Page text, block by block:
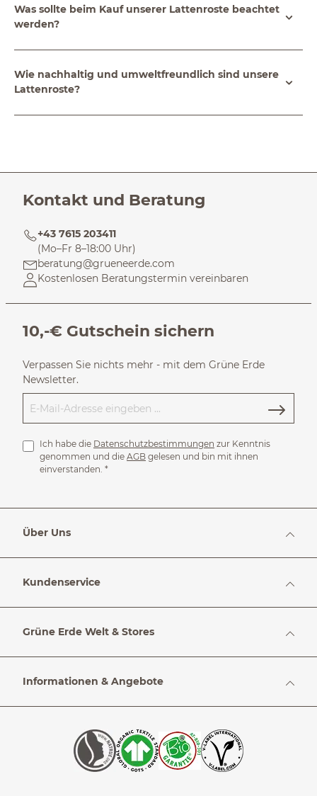
Was sollte beim Kauf unserer Lattenroste beachtet
werden?
Wie nachhaltig und umweltfreundlich sind unsere
Lattenroste?
Kontakt und Beratung
+43 7615 203411
(Mo–Fr 8–18:00 Uhr)
beratung@grueneerde.com
Kostenlosen Beratungstermin vereinbaren
10,-€ Gutschein sichern
Verpassen Sie nichts mehr - mit dem Grüne Erde
Newsletter.
Ich habe die Datenschutzbestimmungen zur Kenntnis
genommen und die AGB gelesen und bin mit ihnen
einverstanden. *
Über Uns
Kundenservice
Grüne Erde Welt & Stores
Informationen & Angebote